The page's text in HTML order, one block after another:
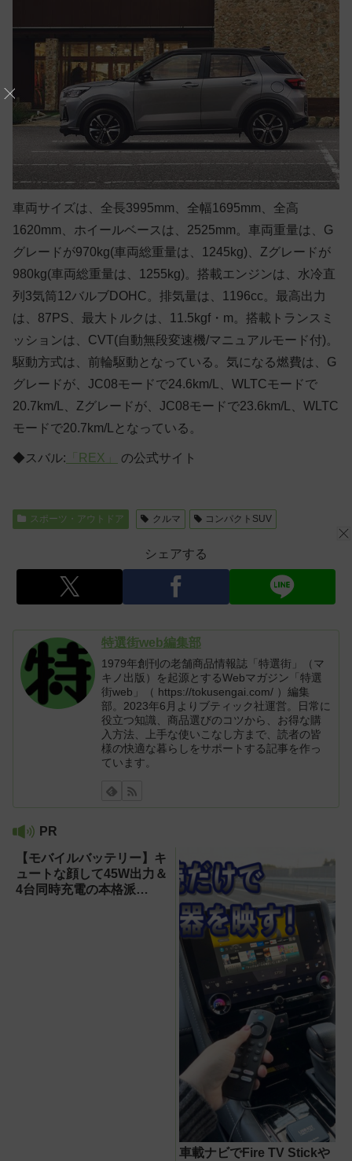
車両サイズは、全長3995mm、全幅1695mm、全高
1620mm、ホイールベースは、2525mm。車両重量は、G
グレードが970kg(車両総重量は、1245kg)、Zグレードが
980kg(車両総重量は、1255kg)。搭載エンジンは、水冷直
列3気筒12バルブDOHC。排気量は、1196cc。最高出力
は、87PS、最大トルクは、11.5kgf・m。搭載トランスミ
ッションは、CVT(自動無段変速機/マニュアルモード付)。
駆動方式は、前輪駆動となっている。気になる燃費は、G
グレードが、JC08モードで24.6km/L、WLTCモードで
20.7km/L、Zグレードが、JC08モードで23.6km/L、WLTC
モードで20.7km/Lとなっている。
◆スバル: 「REX」 の公式サイト
スポーツ・アウトドア クルマ コンパクトSUV
シェアする
特選街web編集部
1979年創刊の老舗商品情報誌「特選街」（マ
キノ出版）を起源とするWebマガジン「特選
街web」（ https://tokusengai.com/ ）編集
部。2023年6月よりブティック社運営。日常に
役立つ知識、商品選びのコツから、お得な購
入方法、上手な使いこなし方まで、読者の皆
様の快適な暮らしをサポートする記事を作っ
ています。
PR
【モバイルバッテリー】キ
ュートな顔して45W出力＆
4台同時充電の本格派
車載ナビでFire TV Stickや